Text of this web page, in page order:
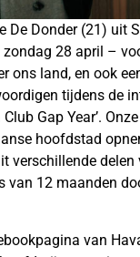
De Donder (21) uit
28 april –
ons land, en ook
tijdens de
Gap Year’.
hoofdstad
verschillende delen
van 12 maanden
van